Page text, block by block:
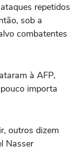
repetidos
sob a
combatentes
à AFP,
importa
outros dizem
Nasser